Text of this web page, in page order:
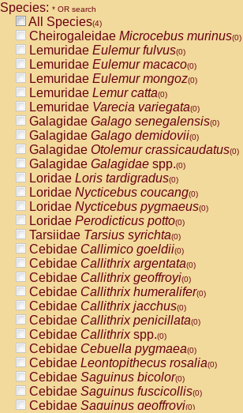
Species: * OR search
All Species(4)
Cheirogaleidae Microcebus murinus(0)
Lemuridae Eulemur fulvus(0)
Lemuridae Eulemur macaco(0)
Lemuridae Eulemur mongoz(0)
Lemuridae Lemur catta(0)
Lemuridae Varecia variegata(0)
Galagidae Galago senegalensis(0)
Galagidae Galago demidovii(0)
Galagidae Otolemur crassicaudatus(0)
Galagidae Galagidae spp.(0)
Loridae Loris tardigradus(0)
Loridae Nycticebus coucang(0)
Loridae Nycticebus pygmaeus(0)
Loridae Perodicticus potto(0)
Tarsiidae Tarsius syrichta(0)
Cebidae Callimico goeldii(0)
Cebidae Callithrix argentata(0)
Cebidae Callithrix geoffroyi(0)
Cebidae Callithrix humeralifer(0)
Cebidae Callithrix jacchus(0)
Cebidae Callithrix penicillata(0)
Cebidae Callithrixspp.(0)
Cebidae Cebuella pygmaea(0)
Cebidae Leontopithecus rosalia(0)
Cebidae Saguinus bicolor(0)
Cebidae Saguinus fuscicollis(0)
Cebidae Saguinus geoffroyi(0)